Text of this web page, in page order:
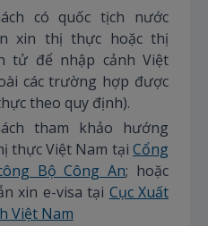
có quốc tịch nước
xin thị thực hoặc thị
tử để nhập cảnh Việt
các trường hợp được
theo quy định).
tham khảo hướng
thực Việt Nam tại Cổng
Bộ Công An; hoặc
xin e-visa tại Cục Xuất
Việt Nam